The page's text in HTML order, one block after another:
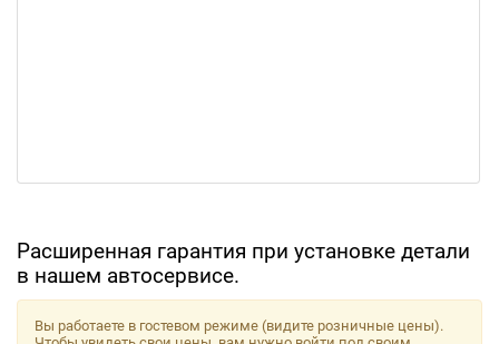
Расширенная гарантия при установке детали
в нашем автосервисе.
Вы работаете в гостевом режиме (видите розничные цены).